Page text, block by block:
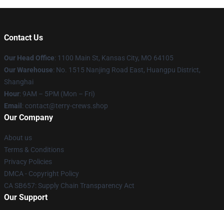
Contact Us
Our Head Office: 1100 Main St, Kansas City, MO 64105
Our Warehouse: No. 1515 Nanjing Road East, Huangpu District,
Shanghai
Hour: 9AM – 5PM (Mon – Fri)
Email : contact@terry-crews.shop
Our Company
About us
Terms & Conditions
Privacy Policies
DMCA - Copyright Policy
CA SB657: Supply Chain Transparency Act
Our Support